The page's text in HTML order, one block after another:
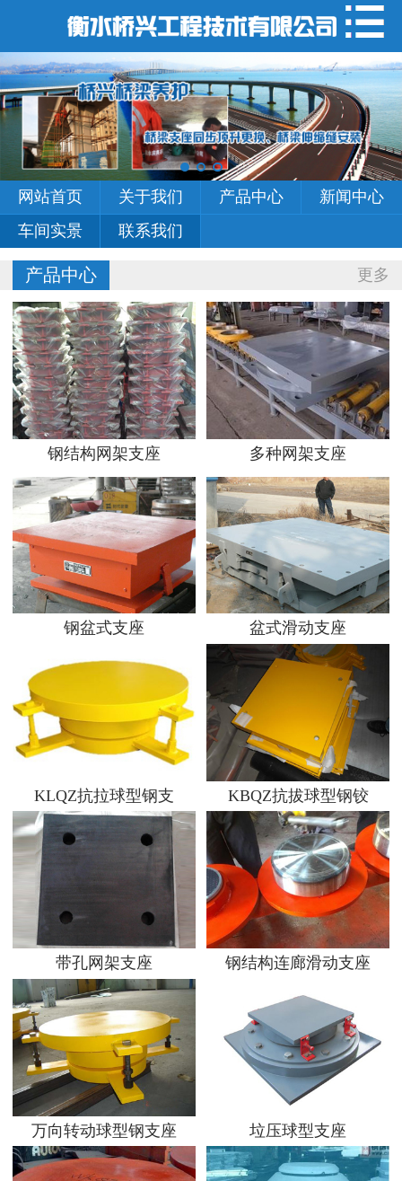
网站首页
关于我们
产品中心
新闻中心
车间实景
联系我们
网站首页 关于我们 产品中心
新闻中心
车间实景
联系我们
更多
产品中心
钢结构网架支座 多种网架支座
钢盆式支座 盆式滑动支座
KLQZ抗拉球型钢支 KBQZ抗拔球型钢铰
带孔网架支座 钢结构连廊滑动支座
万向转动球型钢支座 垃压球型支座